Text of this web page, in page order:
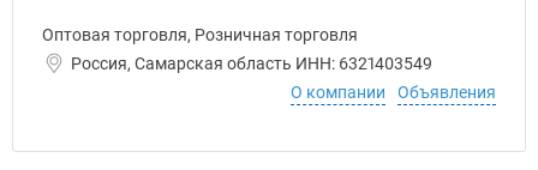
Оптовая торговля, Розничная торговля
Россия, Самарская область ИНН: 6321403549
О компании
Объявления